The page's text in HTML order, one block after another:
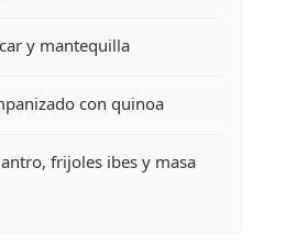
y mantequilla
con quinoa
frijoles ibes y masa